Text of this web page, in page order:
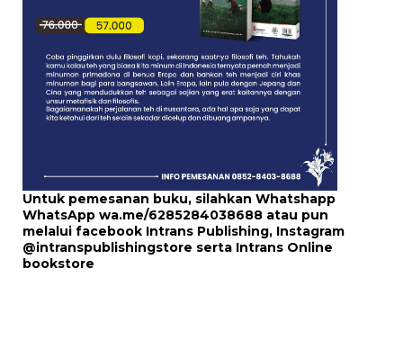
Untuk pemesanan buku, silahkan Whatshapp
WhatsApp wa.me/6285284038688 atau pun
melalui facebook Intrans Publishing, Instagram
@intranspublishingstore serta Intrans Online
bookstore